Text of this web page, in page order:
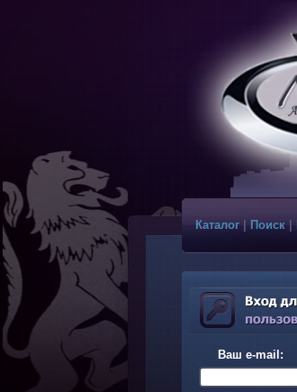
Каталог Поиск|
Ваш e-mail: